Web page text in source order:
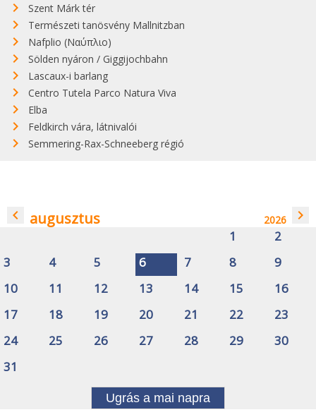
Szent Márk tér
Természeti tanösvény Mallnitzban
Nafplio (Ναύπλιο)
Sölden nyáron / Giggijochbahn
Lascaux-i barlang
Centro Tutela Parco Natura Viva
Elba
Feldkirch vára, látnivalói
Semmering-Rax-Schneeberg régió
navigate_before augusztus 2026 navigate_next
1
2
3
4 5 6 7 8
9
10
11 12 13 14 15
16
17
18 19 20 21 22
23
24
25 26 27 28 29
30
31
Ugrás a mai napra